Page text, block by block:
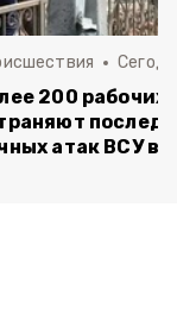
200 рабочих
атак ВСУ в